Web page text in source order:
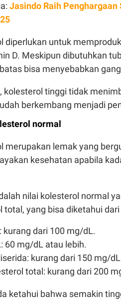
Jasindo Raih
diperlukan untuk
D. Meskipun dibutuhkan
bisa menyebabkan
kolesterol tinggi tidak
berkembang menjadi
normal
merupakan lemak yang
kesehatan apabila
nilai kolesterol normal
total, yang bisa diketahui
kurang dari 100 mg/dL.
60 mg/dL atau lebih.
kurang dari 150 mg/
total: kurang dari 200
ketahui bahwa semakin